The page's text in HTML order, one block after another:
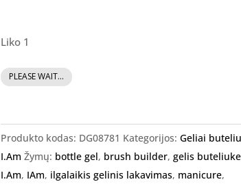
Liko 1
produkto
Brush
Builder
-
PLEASE WAIT...
Produkto kodas: DG08781 Kategorijos:Geliai
I.Am Žymų: bottle gel, brush builder,gelis buteliuke
I.Am, IAm, ilgalaikis gelinis lakavimas, manicure,